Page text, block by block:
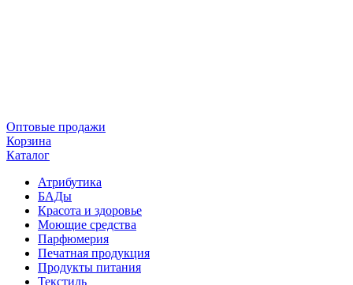
Оптовые продажи
Корзина
Каталог
Атрибутика
БАДы
Красота и здоровье
Моющие средства
Парфюмерия
Печатная продукция
Продукты питания
Текстиль